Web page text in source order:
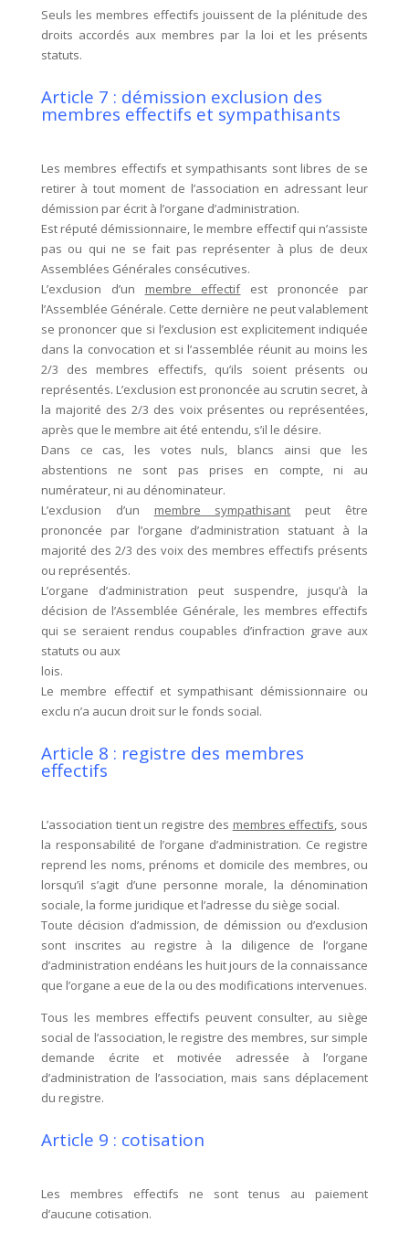
Seuls les membres effectifs jouissent de la plénitude des
droits accordés aux membres par la loi et les présents
statuts.
Article 7 : démission exclusion des
membres effectifs et sympathisants
Les membres effectifs et sympathisants sont libres de se
retirer à tout moment de l’association en adressant leur
démission par écrit à l’organe d’administration.
Est réputé démissionnaire, le membre effectif qui n’assiste
pas ou qui ne se fait pas représenter à plus de deux
Assemblées Générales consécutives.
L’exclusion d’un membre effectifest prononcée par
l’Assemblée Générale. Cette dernière ne peut valablement
se prononcer que si l’exclusion est explicitement indiquée
dans la convocation et si l’assemblée réunit au moins les
2/3 des membres effectifs, qu’ils soient présents ou
représentés. L’exclusion est prononcée au scrutin secret, à
la majorité des 2/3 des voix présentes ou représentées,
après que le membre ait été entendu, s’il le désire.
Dans ce cas, les votes nuls, blancs ainsi que les
abstentions ne sont pas prises en compte, ni au
numérateur, ni au dénominateur.
L’exclusion d’un membre sympathisant peut être
prononcée par l’organe d’administration statuant à la
majorité des 2/3 des voix des membres effectifs présents
ou représentés.
L’organe d’administration peut suspendre, jusqu’à la
décision de l’Assemblée Générale, les membres effectifs
qui se seraient rendus coupables d’infraction grave aux
statuts ou aux
lois.
Le membre effectif et sympathisant démissionnaire ou
exclu n’a aucun droit sur le fonds social.
Article 8 : registre des membres
effectifs
L’association tient un registre des membres effectifs, sous
la responsabilité de l’organe d’administration. Ce registre
reprend les noms, prénoms et domicile des membres, ou
lorsqu’il s’agit d’une personne morale, la dénomination
sociale, la forme juridique et l’adresse du siège social.
Toute décision d’admission, de démission ou d’exclusion
sont inscrites au registre à la diligence de l’organe
d’administration endéans les huit jours de la connaissance
que l’organe a eue de la ou des modifications intervenues.
Tous les membres effectifs peuvent consulter, au siège
social de l’association, le registre des membres, sur simple
demande écrite et motivée adressée à l’organe
d’administration de l’association, mais sans déplacement
du registre.
Article 9 : cotisation
Les membres effectifs ne sont tenus au paiement
d’aucune cotisation.